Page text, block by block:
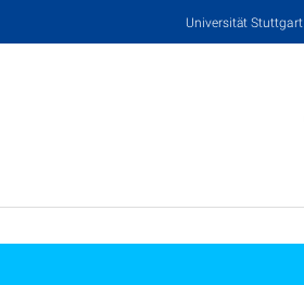
Universität Stuttgart